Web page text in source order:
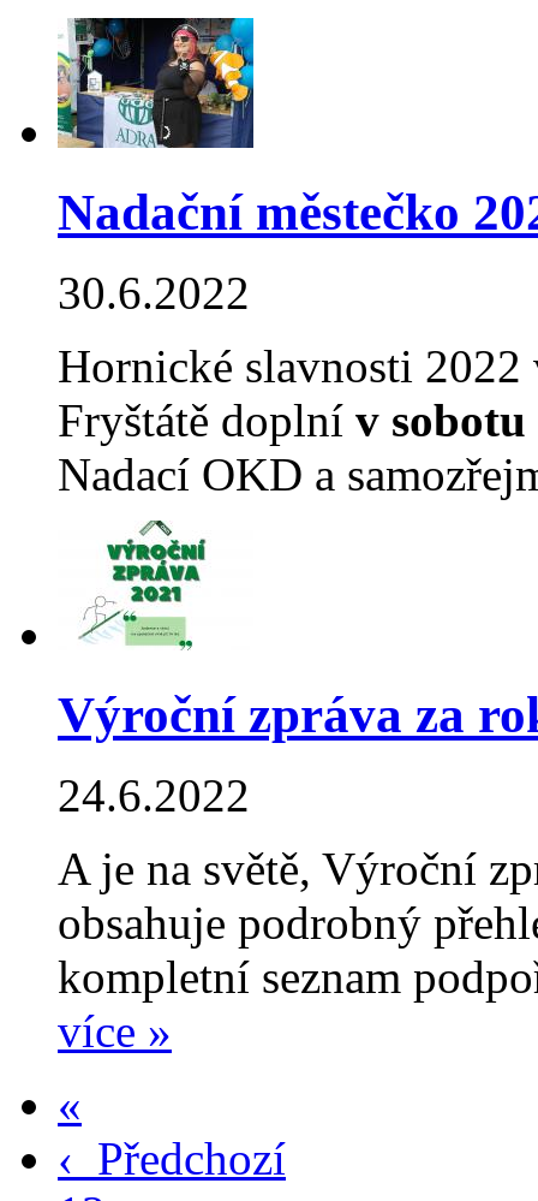
Nadační městečko
30.6.2022
Hornické slavnosti
Fryštátě doplní v
Nadací OKD a
Výroční zpráva za
24.6.2022
A je na světě, Výroční
obsahuje podrobný
kompletní seznam
více »
«
‹ Předchozí